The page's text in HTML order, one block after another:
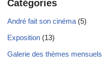
Catégories
André fait son cinéma (5)
Exposition (13)
Galerie des thèmes mensuels